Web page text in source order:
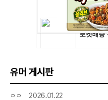
유머 게시판
ㅇㅇ 2026.01.22